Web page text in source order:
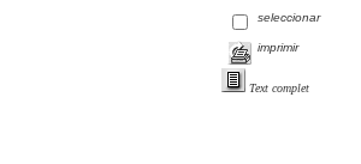
seleccionar
imprimir
Text complet